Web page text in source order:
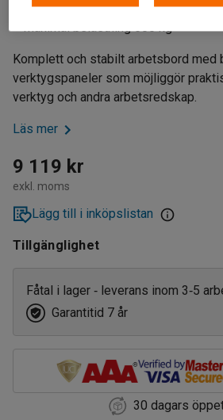
Slitstark bänkskiva
Maximal belastning 500 kg
Komplett och stabilt arbetsbord med
verktygspaneler som möjliggör
verktyg och andra arbetsredskap.
Läs mer
9 119 kr
exkl. moms
Lägg till i inköpslistan
Tillgänglighet
Fåtal i lager ‑ leverans inom 3‑5
Garantitid 7 år
30 dagars